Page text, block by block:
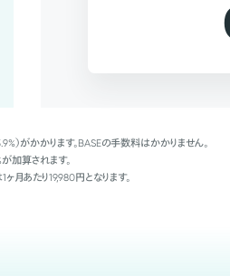
がかかります。BASEの手数料はかかりません。
加算されます。
月あたり19,980円となります。